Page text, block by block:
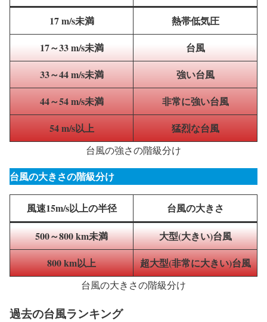
17m/s未満
熱帯低気圧
17～33m/s未満
台風
33～44m/s未満
強い台風
44～54m/s未満
非常に強い台風
54m/s以上 猛烈な台風
台風の強さの階級分け
台風の大きさの階級分け
風速15m/s以上の半径 台風の大きさ
500～800 km未満
大型(大きい)台風
800 km以上
超大型(非常に大きい)台風
台風の大きさの階級分け
過去の台風ランキング